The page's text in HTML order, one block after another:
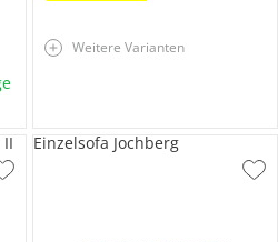
Weitere Varianten
II Einzelsofa Jochberg